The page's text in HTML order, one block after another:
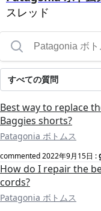
スレッド
すべての質問
Best way to replace
Baggies shorts?
Patagonia ボトムス
commented2022年9月15日 :
How do I repair the
cords?
Patagonia ボトムス